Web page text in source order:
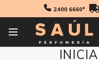
2400 6660*